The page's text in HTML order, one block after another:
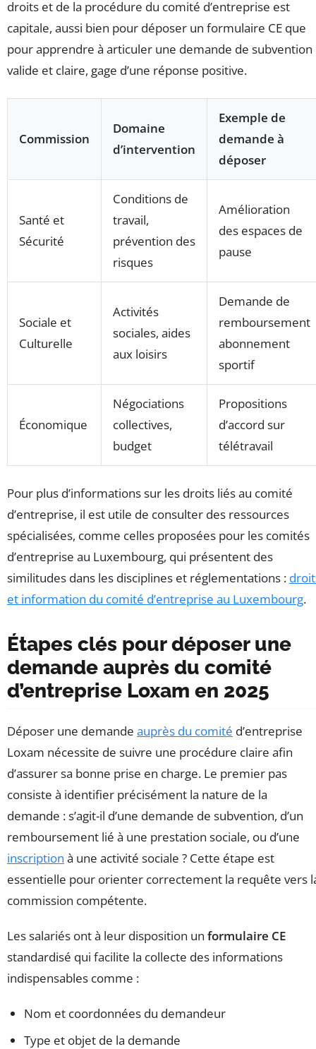
droits et de la procédure du comité d’entreprise est
capitale, aussi bien pour déposer un formulaire CE que
pour apprendre à articuler une demande de subvention
valide et claire, gage d’une réponse positive.
Commission
Domaine
d’intervention
Exemple de
demande à
déposer
Santé et
Sécurité
Conditions de
travail,
prévention des
risques
Amélioration
des espaces de
pause
Sociale et
Culturelle
Activités
sociales, aides
aux loisirs
Demande de
remboursement
abonnement
sportif
Économique
Négociations
collectives,
budget
Propositions
d’accord sur
télétravail
Pour plus d’informations sur les droits liés au comité
d’entreprise, il est utile de consulter des ressources
spécialisées, comme celles proposées pour les comités
d’entreprise au Luxembourg, qui présentent des
similitudes dans les disciplines et réglementations :
et information du comité d’entreprise au Luxembourg.
Étapes clés pour déposer une
demande auprès du comité
d’entreprise Loxam en 2025
Déposer une demande auprès du comité d’entreprise
Loxam nécessite de suivre une procédure claire afin
d’assurer sa bonne prise en charge. Le premier pas
consiste à identifier précisément la nature de la
demande : s’agit-il d’une demande de subvention, d’un
remboursement lié à une prestation sociale, ou d’une
inscription à une activité sociale ? Cette étape est
essentielle pour orienter correctement la requête vers
commission compétente.
Les salariés ont à leur disposition un formulaire CE
standardisé qui facilite la collecte des informations
indispensables comme :
Nom et coordonnées du demandeur
Type et objet de la demande